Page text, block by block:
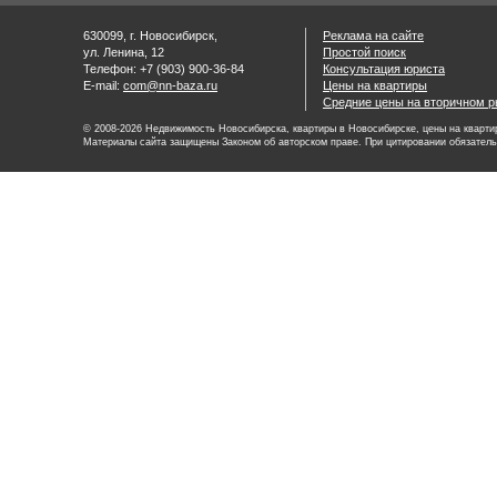
630099, г. Новосибирск,
ул. Ленина, 12
Телефон: +7 (903) 900-36-84
E-mail: com@nn-baza.ru
Реклама на сайте
Простой поиск
Консультация юриста
Цены на квартиры
Средние цены на вторичном
© 2008-2026 Недвижимость Новосибирска, квартиры в Новосибирске, цены на
Материалы сайта защищены Законом об авторском праве. При цитировании